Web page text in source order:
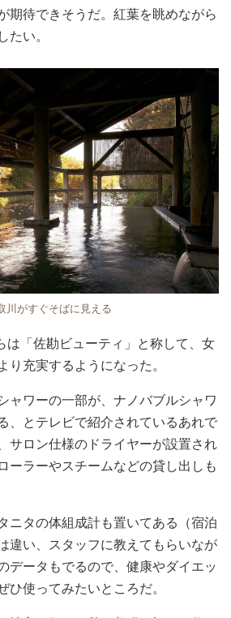
期待できそうだ。紅葉を眺めながら
たい。
川がすぐそばに見える
は「佐勘ビューティ」と称して、女
り充実するようになった。
ャワーの一部が、ナノバブルシャワ
、とテレビで紹介されているあれで
サロン仕様のドライヤーが設置され
ーラーやスチームなどの貸し出しも
ニタの体組成計も置いてある（宿泊
違い、スタッフに教えてもらいなが
データもでるので、健康やダイエッ
ひ使ってみたいところだ。